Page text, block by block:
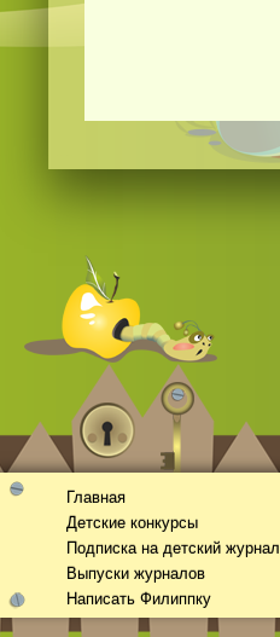
Главная
Детские конкурсы
Подписка на детский журнал
Выпуски журналов
Написать Филиппку